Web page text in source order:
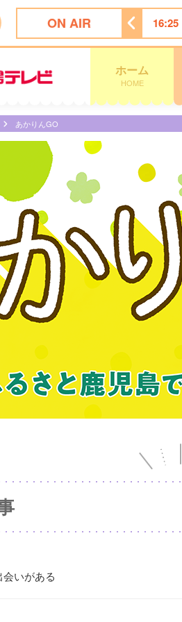
ON AIR
制作「ドキュメント九州」 16:25
ホーム
HOME
あかりんGO
いがある